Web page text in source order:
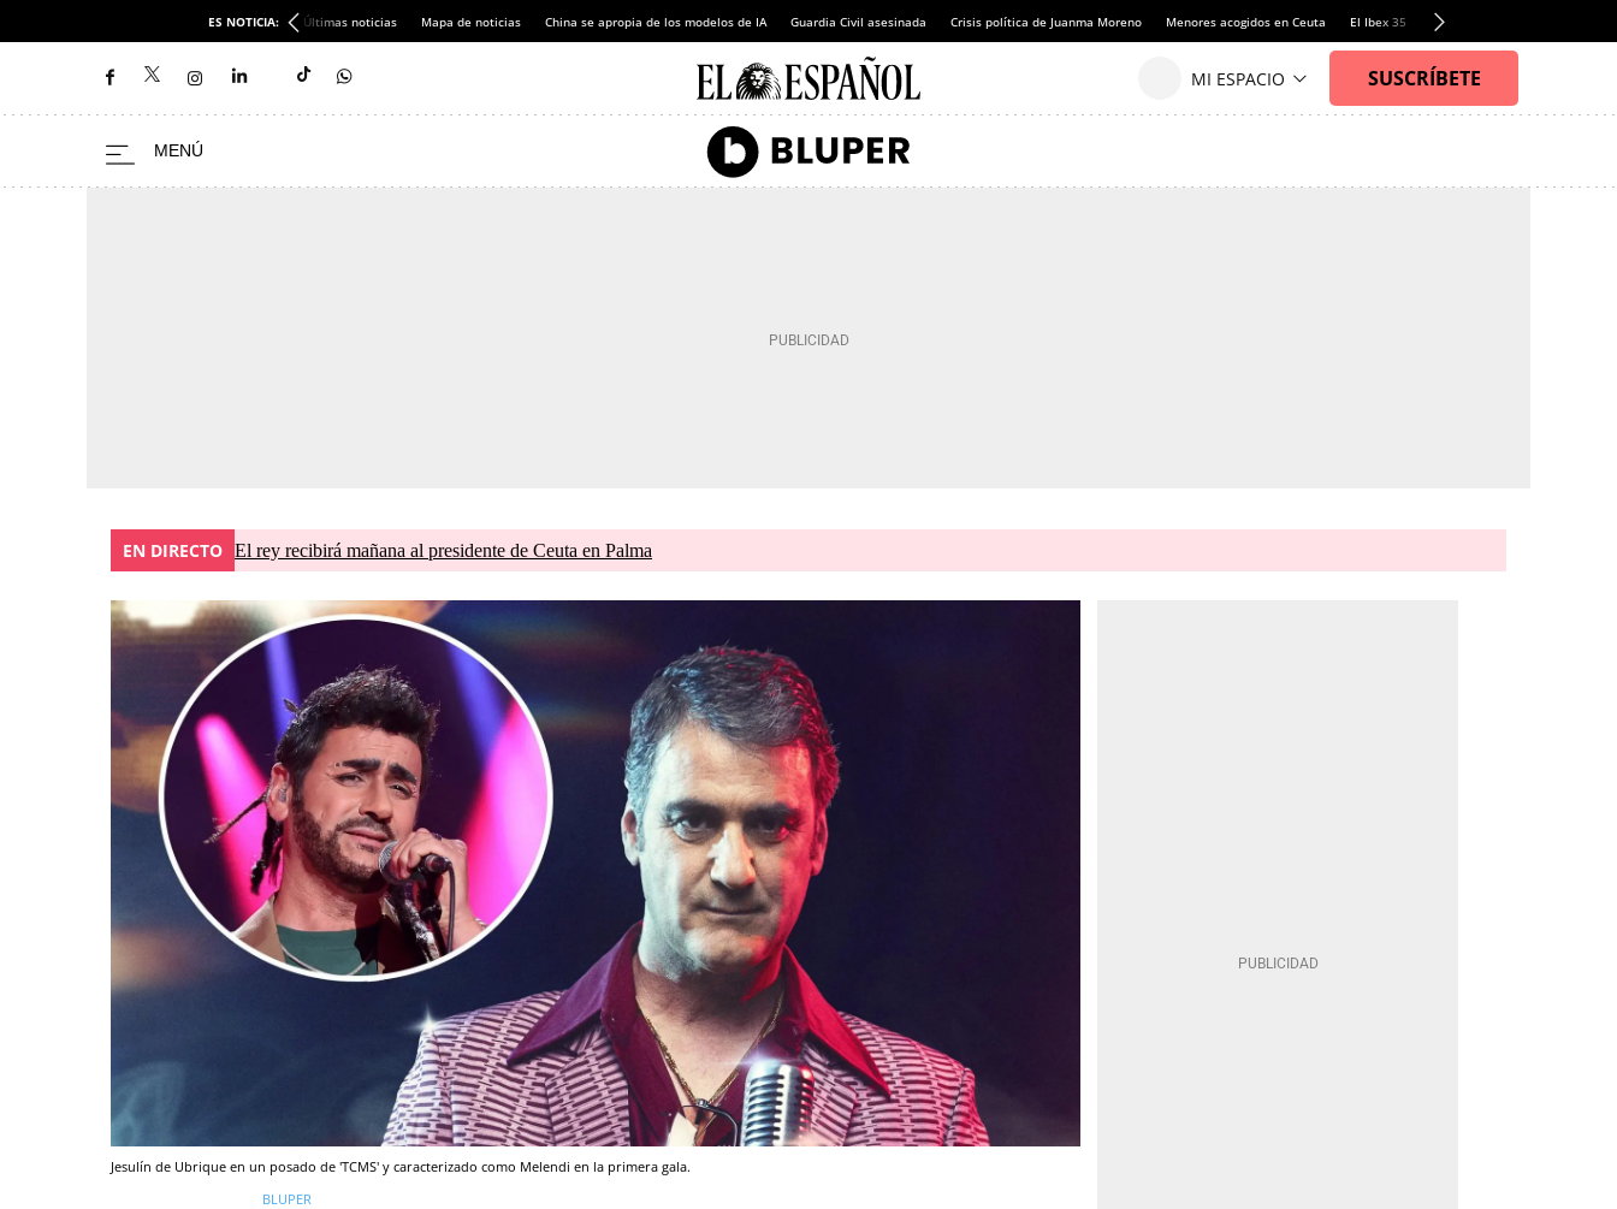
ES NOTICIA: Últimas noticias Mapa de noticias China se apropia de los modelos de IA Guardia Civil asesinada Crisis política de Juanma Moreno Menores acogidos en Ceuta El Ibex 35 Llamadas de alerta Sánchez
EN DIRECTO El rey recibirá mañana al presidente de Ceuta en Palma
Jesulín de Ubrique en un posado de 'TCMS' y caracterizado como Melendi en la primera gala.
BLUPER